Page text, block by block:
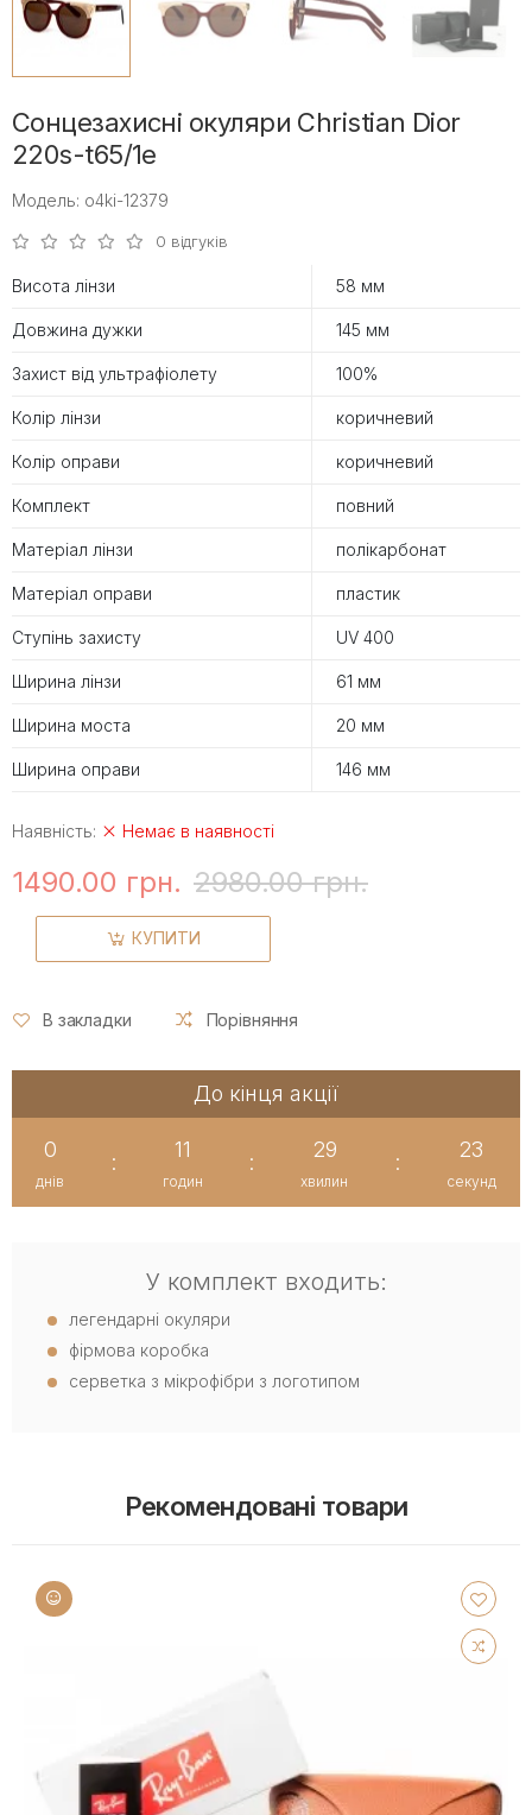
Сонцезахисні окуляри Christian Dior
220s-t65/1e
Модель: o4ki-12379
0 відгуків
Висота лінзи 58 мм
Довжина дужки 145 мм
Захист від ультрафіолету 100%
Колір лінзи коричневий
Колір оправи коричневий
Комплект повний
Матеріал лінзи полікарбонат
Матеріал оправи пластик
Ступінь захисту UV 400
Ширина лінзи 61 мм
Ширина моста 20 мм
Ширина оправи 146 мм
Наявність: Немає в наявності
1490.00 грн. 2980.00 грн.
КУПИТИ
В закладки Порівняння
До кінця акції
0
днів
:
11
годин
:
29
хвилин
:
23
секунд
У комплект входить:
легендарні окуляри
фірмова коробка
серветка з мікрофібри з логотипом
Рекомендовані товари